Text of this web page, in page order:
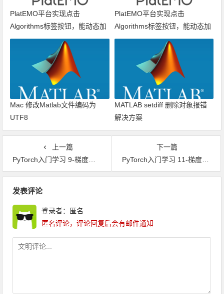
PlatEMO平台实现点击
Algorithms标签按钮，能动态加
载算法列表
PlatEMO平台实现点击
Algorithms标签按钮，能动态加
载算法列表
Mac 修改Matlab文件编码为
UTF8
MATLAB setdiff 删除对象报错
解决方案
上一篇
PyTorch入门学习 9-梯度计算1
下一篇
PyTorch入门学习 11-梯度计算3，中断梯度追踪，想修改Tensor值不影响梯度
发表评论
登录者：匿名
匿名评论，评论回复后会有邮件通知